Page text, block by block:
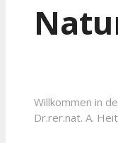
Willkommen in
Dr.rer.nat. A.